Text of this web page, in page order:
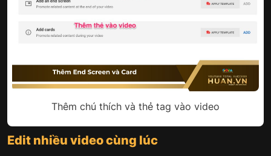
Thêm chú thích và thẻ tag vào video
Edit nhiều video cùng lúc